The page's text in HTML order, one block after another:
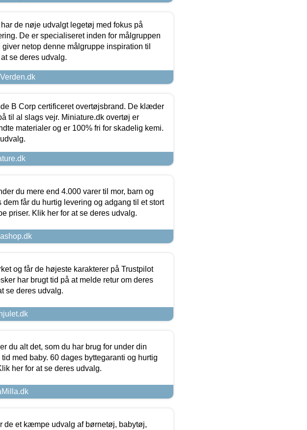
de nøje udvalgt legetøj med fokus på
De er specialiseret inden for målgruppen
netop denne målgruppe inspiration til
se deres udvalg.
B Corp certificeret overtøjsbrand. De klæder
til al slags vejr. Miniature.dk overtøj er
materialer og er 100% fri for skadelig kemi.
du mere end 4.000 varer til mor, barn og
dem får du hurtig levering og adgang til et stort
priser. Klik her for at se deres udvalg.
og får de højeste karakterer på Trustpilot
har brugt tid på at melde retur om deres
se deres udvalg.
du alt det, som du har brug for under din
med baby. 60 dages byttegaranti og hurtig
her for at se deres udvalg.
de et kæmpe udvalg af børnetøj, babytøj,